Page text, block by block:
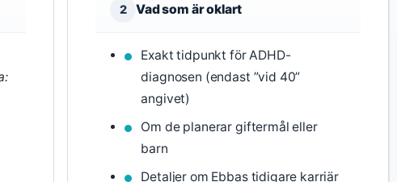
2 Vad som är oklart
Exakt tidpunkt för ADHD-
diagnosen (endast ”vid 40”
angivet)
Om de planerar giftermål eller
barn
Detaljer om Ebbas tidigare karriär